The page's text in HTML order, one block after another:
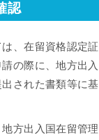
認
、在留資格認定
の際に、地方出
された書類等に
方出入国在留管